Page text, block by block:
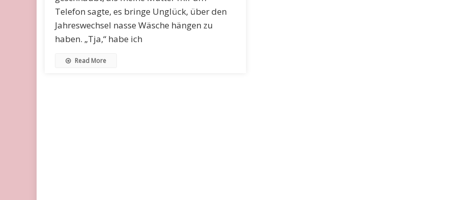
Telefon sagte, es bringe Unglück, über den
Jahreswechsel nasse Wäsche hängen zu
haben. „Tja,“ habe ich
Read More